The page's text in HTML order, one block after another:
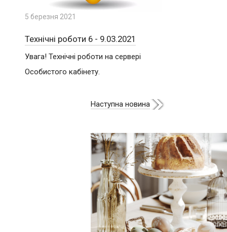
5 березня 2021
Технічні роботи 6 - 9.03.2021
Увага! Технічні роботи на сервері
Особистого кабінету.
Наступна новина